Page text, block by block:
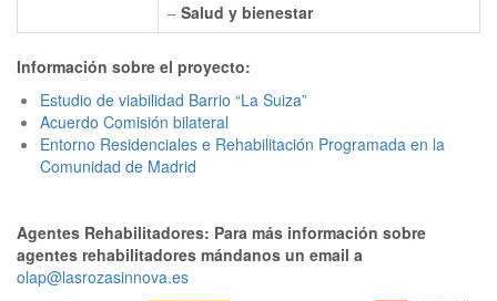
– Salud y bienestar
Información sobre el proyecto:
Estudio de viabilidad Barrio “La Suiza”
Acuerdo Comisión bilateral
Entorno Residenciales e Rehabilitación Programada en la
Comunidad de Madrid
Agentes Rehabilitadores: Para más información sobre
agentes rehabilitadores mándanos un email a
olap@lasrozasinnova.es